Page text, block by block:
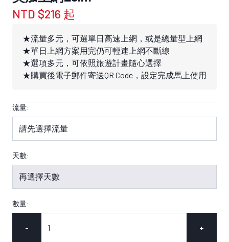
NTD $216 起
★流量多元，可選單日高速上網，或是總量型上網
★單日上網方案用完仍可輕速上網不斷線
★選項多元，可依照旅遊計畫隨心選擇
★購買後電子郵件寄送QR Code，設定完成馬上使用
流量:
天數:
數量:
- +